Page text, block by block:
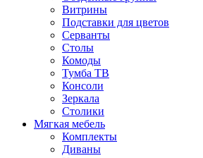
Витрины
Подставки для цветов
Серванты
Столы
Комоды
Тумба ТВ
Консоли
Зеркала
Столики
Мягкая мебель
Комплекты
Диваны